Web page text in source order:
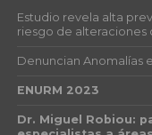
Estudio revela alta
riesgo de alteraciones
Denuncian Anomalías
ENURM 2023
Dr. Miguel Robiou: